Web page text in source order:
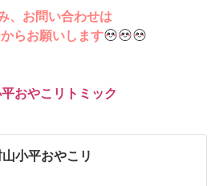
、お問い合わせは
らお願いします
おやこリトミック
小平おやこリ